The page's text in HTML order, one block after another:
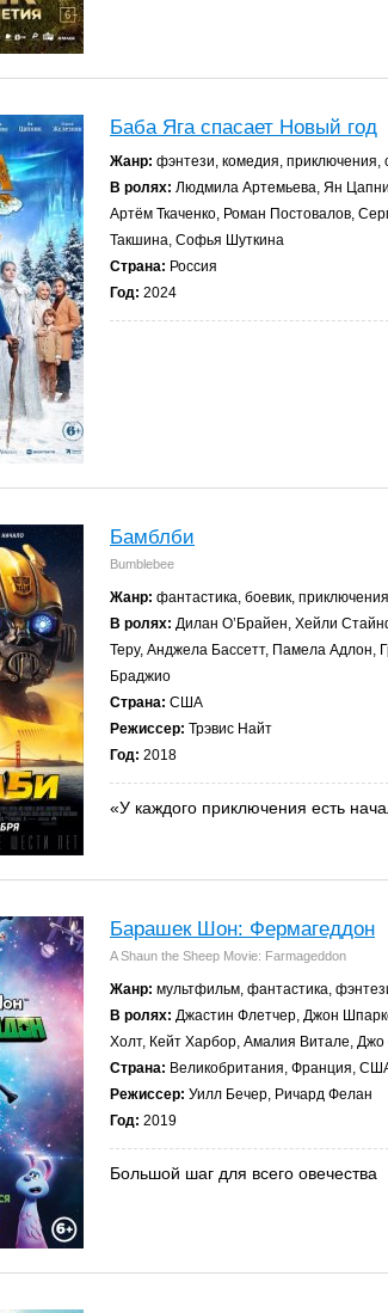
Баба Яга спасает Новый год
Жанр: фэнтези, комедия, приключения,
В ролях: Людмила Артемьева, Ян
Артём Ткаченко, Роман Постовалов,
Такшина, Софья Шуткина
Страна: Россия
Год: 2024
Бамблби
Bumblebee
Жанр: фантастика, боевик, приключения
В ролях: Дилан О’Брайен, Хейли
Теру, Анджела Бассетт, Памела Адлон,
Браджио
Страна: США
Режиссер: Трэвис Найт
Год: 2018
«У каждого приключения есть
Барашек Шон: Фермагеддон
A Shaun the Sheep Movie: Farmageddon
Жанр: мультфильм, фантастика,
В ролях: Джастин Флетчер, Джон
Холт, Кейт Харбор, Амалия Витале, Джо
Страна: Великобритания, Франция,
Режиссер: Уилл Бечер, Ричард Фелан
Год: 2019
Большой шаг для всего овечества